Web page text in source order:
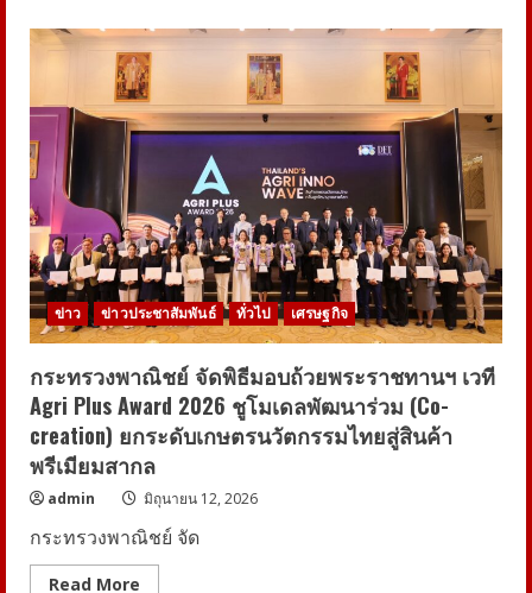
ร่วม
กับ
TK
Park
ประกาศ
ผล
Awakening
Digital
Literacy
Creator
ทีม
One
To
Two
และ
ทีม
ซ้อน
หยอน
สุด
ยอด
แคมเปญ
“ปลุก
พลัง
คิด
ส่ง
ต่อ
รู้
สังคม
ข่าว ข่าวประชาสัมพันธ์ ทั่วไป เศรษฐกิจ
กระทรวงพาณิชย์ จัดพิธีมอบถ้วยพระราชทานฯ เวที
Agri Plus Award 2026 ชูโมเดลพัฒนาร่วม (Co-
creation) ยกระดับเกษตรนวัตกรรมไทยสู่สินค้า
พรีเมียมสากล
admin มิถุนายน 12, 2026
กระทรวงพาณิชย์ จัด
Read More